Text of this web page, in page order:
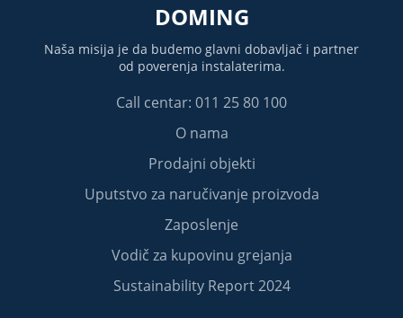
DOMING
Naša misija je da budemo glavni dobavljač i partner
od poverenja instalaterima.
Call centar: 011 25 80 100
O nama
Prodajni objekti
Uputstvo za naručivanje proizvoda
Zaposlenje
Vodič za kupovinu grejanja
Sustainability Report 2024